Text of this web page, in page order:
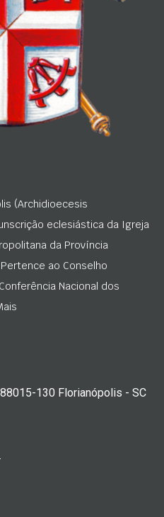
(Archidioecesis
eclesiástica da Igreja
da Província
ao Conselho
Nacional dos
130 Florianópolis - SC